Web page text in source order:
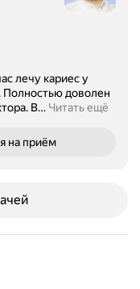
лечу кариес у
доволен
В… Читать ещё
на приём